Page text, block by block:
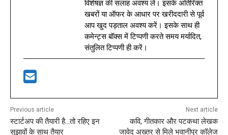
विशेषज्ञ की सलाह अवश्य लें। इसके अतिरिक्त
खबरों या ऑफर के आधार पर खरीददारी से पूर्व
आप खुद पड़ताल अवश्य करें। इसके साथ ही
कमेन्ट्स बॉक्स में टिप्पणी करते समय मर्यादित,
संतुलित टिप्पणी ही करें।
Previous article
स्टार्टअप की तैयारी है…तो रहिए इन
सुझावों के साथ तैयार
Next article
कवि, गीतकार और पटकथा लेखक
जावेद अख्तर से मिले भवानीपुर कॉलेज